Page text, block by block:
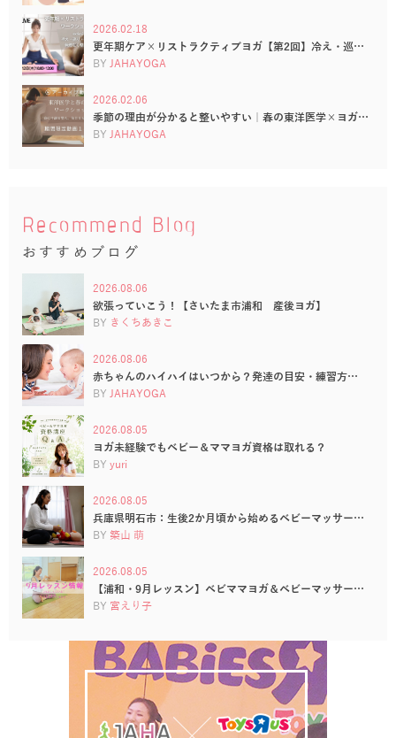
2026.02.18
更年期ケア×リストラクティブヨガ【第2回】冷え・巡…
BY JAHAYOGA
2026.02.06
季節の理由が分かると整いやすい｜春の東洋医学×ヨガ…
BY JAHAYOGA
Recommend Blog
おすすめブログ
2026.08.06
欲張っていこう！【さいたま市浦和 産後ヨガ】
BY きくちあきこ
2026.08.06
赤ちゃんのハイハイはいつから？発達の目安・練習方…
BY JAHAYOGA
2026.08.05
ヨガ未経験でもベビー＆ママヨガ資格は取れる？
BY yuri
2026.08.05
兵庫県明石市：生後2か月頃から始めるベビーマッサー…
BY 築山 萌
2026.08.05
【浦和・9月レッスン】ベビママヨガ＆ベビーマッサー…
BY 宮えり子